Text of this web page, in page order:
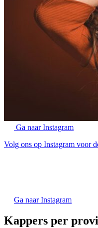
Ga naar Instagram
Volg ons op Instagram voor
Ga naar Instagram
Kappers per